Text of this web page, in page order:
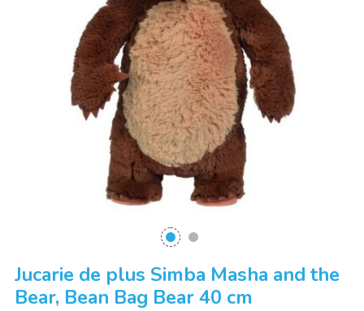
Jucarie de plus Simba Masha and the
Bear, Bean Bag Bear 40 cm